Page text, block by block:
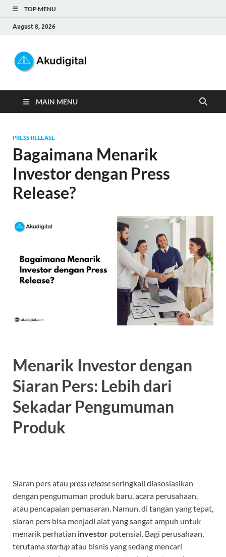
TOP MENU
August 8, 2026
MAIN MENU
PRESS RELEASE
Bagaimana Menarik
Investor dengan Press
Release?
Menarik Investor dengan
Siaran Pers: Lebih dari
Sekadar Pengumuman
Produk
Siaran pers atau press releaseseringkali diasosiasikan
dengan pengumuman produk baru, acara perusahaan,
atau pencapaian pemasaran. Namun, di tangan yang tepat,
siaran pers bisa menjadi alat yang sangat ampuh untuk
menarik perhatian investor potensial. Bagi perusahaan,
terutamastartupatau bisnis yang sedang mencari